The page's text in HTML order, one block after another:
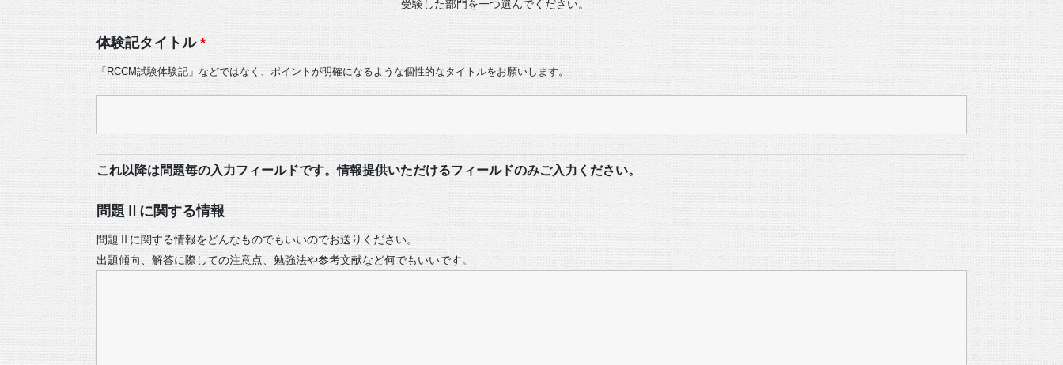
受験した部門を一つ選んでください。
体験記タイトル *
「RCCM試験体験記」などではなく、ポイントが明確になるような個性的なタイトルをお願いします。
これ以降は問題毎の入力フィールドです。情報提供いただけるフィールドのみご入力ください。
問題Ⅱに関する情報
問題Ⅱに関する情報をどんなものでもいいのでお送りください。
出題傾向、解答に際しての注意点、勉強法や参考文献など何でもいいです。